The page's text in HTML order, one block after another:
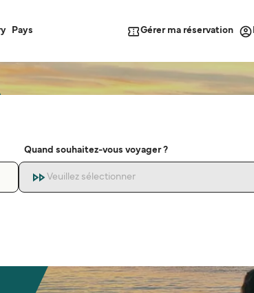
Pays Gérer ma réservation
Quand souhaitez-vous voyager ?
Veuillez sélectionner